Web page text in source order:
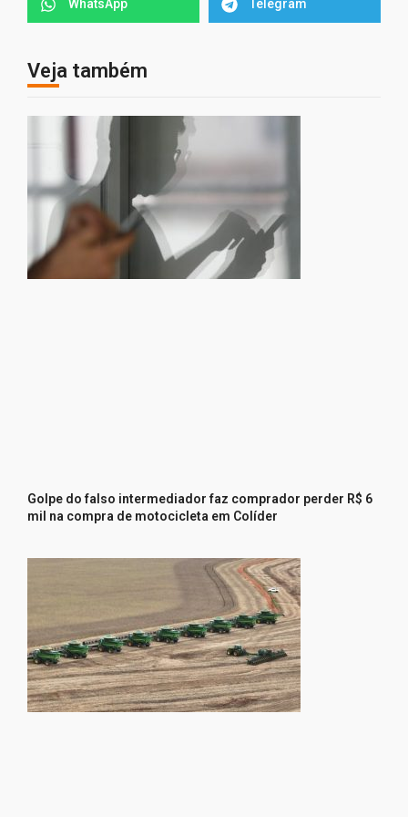
WhatsApp Telegram
Veja também
Golpe do falso intermediador faz comprador perder R$ 6
mil na compra de motocicleta em Colíder